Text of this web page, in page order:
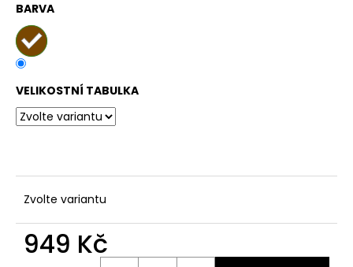
BARVA
VELIKOSTNÍ TABULKA
Zvolte variantu
949 Kč
D
o
p
o
r
u
č
e
m
e
DÁMSKÉ